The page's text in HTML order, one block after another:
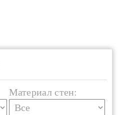
Материал стен: